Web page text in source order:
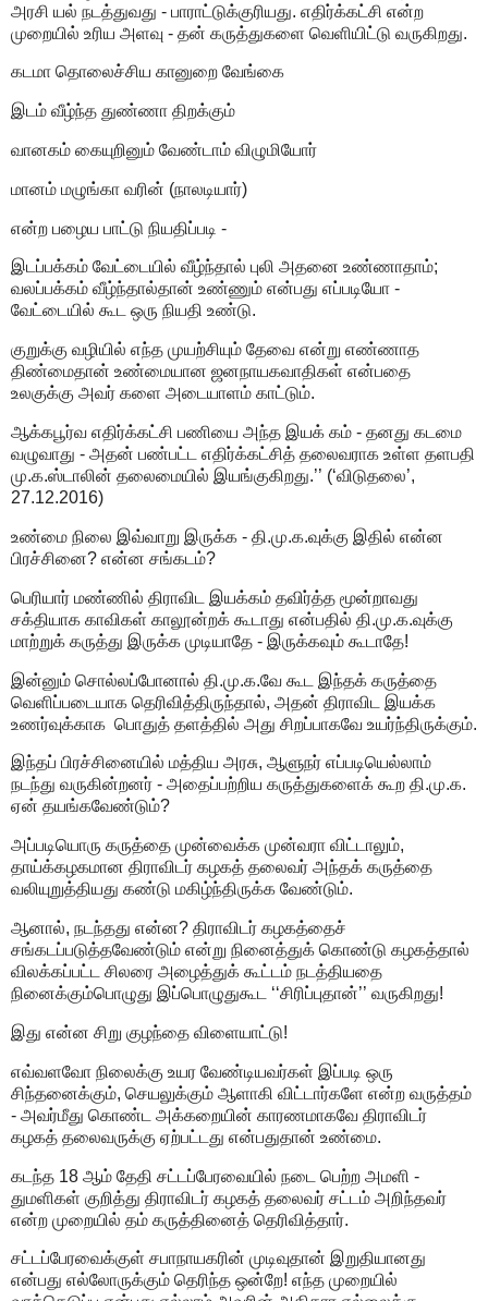
அரசி யல் நடத்துவது - பாராட்டுக்குரியது. எதிர்க்கட்சி என்ற
முறையில் உரிய அளவு - தன் கருத்துகளை வெளியிட்டு வருகிறது.
கடமா தொலைச்சிய கானுறை வேங்கை
இடம் வீழ்ந்த துண்ணா திறக்கும்
வானகம் கையுறினும் வேண்டாம் விழுமியோர்
மானம் மழுங்கா வரின் (நாலடியார்)
என்ற பழைய பாட்டு நியதிப்படி -
இடப்பக்கம் வேட்டையில் வீழ்ந்தால் புலி அதனை உண்ணாதாம்;
வலப்பக்கம் வீழ்ந்தால்தான் உண்ணும் என்பது எப்படியோ -
வேட்டையில் கூட ஒரு நியதி உண்டு.
குறுக்கு வழியில் எந்த முயற்சியும் தேவை என்று எண்ணாத
திண்மைதான் உண்மையான ஜனநாயகவாதிகள் என்பதை
உலகுக்கு அவர் களை அடையாளம் காட்டும்.
ஆக்கபூர்வ எதிர்க்கட்சி பணியை அந்த இயக் கம் - தனது கடமை
வழுவாது - அதன் பண்பட்ட எதிர்க்கட்சித் தலைவராக உள்ள தளபதி
மு.க.ஸ்டாலின் தலைமையில் இயங்குகிறது.’’ (‘விடுதலை’,
27.12.2016)
உண்மை நிலை இவ்வாறு இருக்க - தி.மு.க.வுக்கு இதில் என்ன
பிரச்சினை? என்ன சங்கடம்?
பெரியார் மண்ணில் திராவிட இயக்கம் தவிர்த்த மூன்றாவது
சக்தியாக காவிகள் காலூன்றக் கூடாது என்பதில் தி.மு.க.வுக்கு
மாற்றுக் கருத்து இருக்க முடியாதே - இருக்கவும் கூடாதே!
இன்னும் சொல்லப்போனால் தி.மு.க.வே கூட இந்தக் கருத்தை
வெளிப்படையாக தெரிவித்திருந்தால், அதன் திராவிட இயக்க
உணர்வுக்காக பொதுத் தளத்தில் அது சிறப்பாகவே உயர்ந்திருக்கும்.
இந்தப் பிரச்சினையில் மத்திய அரசு, ஆளுநர் எப்படியெல்லாம்
நடந்து வருகின்றனர் - அதைப்பற்றிய கருத்துகளைக் கூற தி.மு.க.
ஏன் தயங்கவேண்டும்?
அப்படியொரு கருத்தை முன்வைக்க முன்வரா விட்டாலும்,
தாய்க்கழகமான திராவிடர் கழகத் தலைவர் அந்தக் கருத்தை
வலியுறுத்தியது கண்டு மகிழ்ந்திருக்க வேண்டும்.
ஆனால், நடந்தது என்ன? திராவிடர் கழகத்தைச்
சங்கடப்படுத்தவேண்டும் என்று நினைத்துக் கொண்டு கழகத்தால்
விலக்கப்பட்ட சிலரை அழைத்துக் கூட்டம் நடத்தியதை
நினைக்கும்பொழுது இப்பொழுதுகூட ‘‘சிரிப்புதான்’’ வருகிறது!
இது என்ன சிறு குழந்தை விளையாட்டு!
எவ்வளவோ நிலைக்கு உயர வேண்டியவர்கள் இப்படி ஒரு
சிந்தனைக்கும், செயலுக்கும் ஆளாகி விட்டார்களே என்ற வருத்தம்
- அவர்மீது கொண்ட அக்கறையின் காரணமாகவே திராவிடர்
கழகத் தலைவருக்கு ஏற்பட்டது என்பதுதான் உண்மை.
கடந்த 18 ஆம் தேதி சட்டப்பேரவையில் நடை பெற்ற அமளி -
துமளிகள் குறித்து திராவிடர் கழகத் தலைவர் சட்டம் அறிந்தவர்
என்ற முறையில் தம் கருத்தினைத் தெரிவித்தார்.
சட்டப்பேரவைக்குள் சபாநாயகரின் முடிவுதான் இறுதியானது
என்பது எல்லோருக்கும் தெரிந்த ஒன்றே! எந்த முறையில்